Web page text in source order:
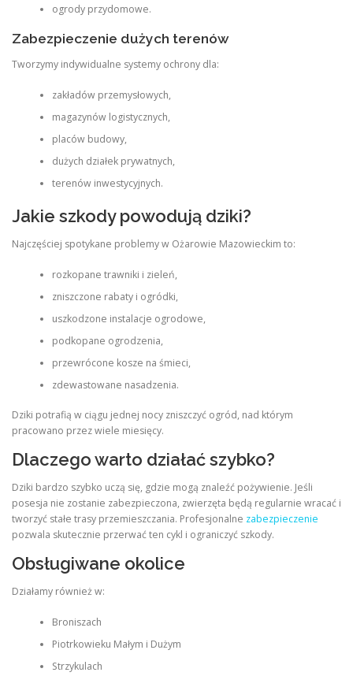
ogrody przydomowe.
Zabezpieczenie dużych terenów
Tworzymy indywidualne systemy ochrony dla:
zakładów przemysłowych,
magazynów logistycznych,
placów budowy,
dużych działek prywatnych,
terenów inwestycyjnych.
Jakie szkody powodują dziki?
Najczęściej spotykane problemy w Ożarowie Mazowieckim to:
rozkopane trawniki i zieleń,
zniszczone rabaty i ogródki,
uszkodzone instalacje ogrodowe,
podkopane ogrodzenia,
przewrócone kosze na śmieci,
zdewastowane nasadzenia.
Dziki potrafią w ciągu jednej nocy zniszczyć ogród, nad którym
pracowano przez wiele miesięcy.
Dlaczego warto działać szybko?
Dziki bardzo szybko uczą się, gdzie mogą znaleźć pożywienie. Jeśli
posesja nie zostanie zabezpieczona, zwierzęta będą regularnie wracać i
tworzyć stałe trasy przemieszczania. Profesjonalne zabezpieczenie
pozwala skutecznie przerwać ten cykl i ograniczyć szkody.
Obsługiwane okolice
Działamy również w:
Broniszach
Piotrkowieku Małym i Dużym
Strzykulach